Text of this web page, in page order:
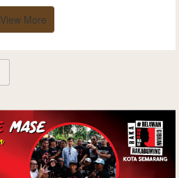
View More